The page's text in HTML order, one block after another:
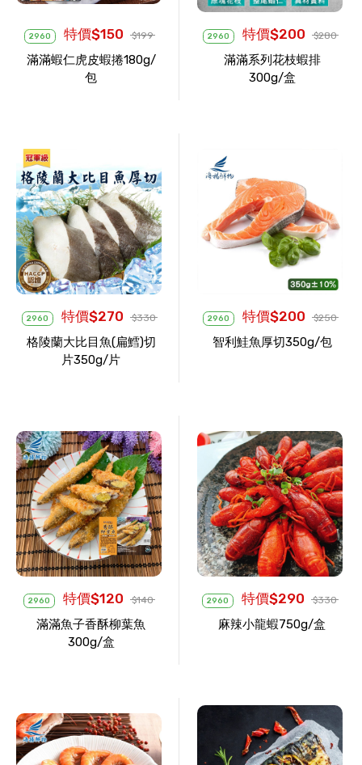
2960 特價$150 $199
滿滿蝦仁虎皮蝦捲180g/
包
2960 特價$200 $280
滿滿系列花枝蝦排
300g/盒
2960 特價$270 $330
格陵蘭大比目魚(扁鱈)切
片350g/片
2960 特價$200 $250
智利鮭魚厚切350g/包
2960 特價$120 $140
滿滿魚子香酥柳葉魚
300g/盒
2960 特價$290 $330
麻辣小龍蝦750g/盒